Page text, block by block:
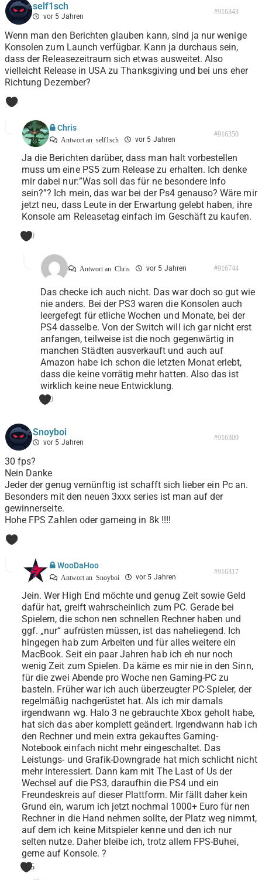
self1sch
vor 5 Jahren
#916343
Wenn man den Berichten glauben kann, sind ja nur wenige
Konsolen zum Launch verfügbar. Kann ja durchaus sein,
dass der Releasezeitraum sich etwas ausweitet. Also
vielleicht Release in USA zu Thanksgiving und bei uns eher
Richtung Dezember?
0
Chris
Antwort an self1sch vor 5 Jahren
#916350
Ja die Berichten darüber, dass man halt vorbestellen
muss um eine PS5 zum Release zu erhalten. Ich denke
mir dabei nur:”Was soll das für ne besondere Info
sein?”? Ich mein, das war bei der Ps4 genauso? Wäre mir
jetzt neu, dass Leute in der Erwartung gelebt haben, ihre
Konsole am Releasetag einfach im Geschäft zu kaufen.
0
Antwort an Chris vor 5 Jahren #916744
Das checke ich auch nicht. Das war doch so gut wie
nie anders. Bei der PS3 waren die Konsolen auch
leergefegt für etliche Wochen und Monate, bei der
PS4 dasselbe. Von der Switch will ich gar nicht erst
anfangen, teilweise ist die noch gegenwärtig in
manchen Städten ausverkauft und auch auf
Amazon habe ich schon die letzten Monat erlebt,
dass die keine vorrätig mehr hatten. Also das ist
wirklich keine neue Entwicklung.
0
Snoyboi
vor 5 Jahren
#916309
30 fps?
Nein Danke
Jeder der genug vernünftig ist schafft sich lieber ein Pc an.
Besonders mit den neuen 3xxx series ist man auf der
gewinnerseite.
Hohe FPS Zahlen oder gameing in 8k !!!!
0
WooDaHoo
Antwort an Snoyboi vor 5 Jahren
#916317
Jein. Wer High End möchte und genug Zeit sowie Geld
dafür hat, greift wahrscheinlich zum PC. Gerade bei
Spielern, die schon nen schnellen Rechner haben und
ggf. „nur“ aufrüsten müssen, ist das naheliegend. Ich
hingegen hab zum Arbeiten und für alles weitere ein
MacBook. Seit ein paar Jahren hab ich eh nur noch
wenig Zeit zum Spielen. Da käme es mir nie in den Sinn,
für die zwei Abende pro Woche nen Gaming-PC zu
basteln. Früher war ich auch überzeugter PC-Spieler, der
regelmäßig nachgerüstet hat. Als ich mir damals
irgendwann wg. Halo 3 ne gebrauchte Xbox geholt habe,
hat sich das aber komplett geändert. Irgendwann hab ich
den Rechner und mein extra gekauftes Gaming-
Notebook einfach nicht mehr eingeschaltet. Das
Leistungs- und Grafik-Downgrade hat mich schlicht nicht
mehr interessiert. Dann kam mit The Last of Us der
Wechsel auf die PS3, daraufhin die PS4 und ein
Freundeskreis auf dieser Plattform. Mir fällt daher kein
Grund ein, warum ich jetzt nochmal 1000+ Euro für nen
Rechner in die Hand nehmen sollte, der Platz weg nimmt,
auf dem ich keine Mitspieler kenne und den ich nur
selten nutze. Daher bleibe ich, trotz allem FPS-Buhei,
gerne auf Konsole. ?
5